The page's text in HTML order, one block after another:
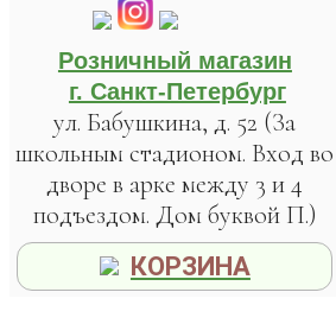
Розничный магазин
г. Санкт-Петербург
ул. Бабушкина, д. 52 (За
школьным стадионом. Вход во
дворе в арке между 3 и 4
подъездом. Дом буквой П.)
КОРЗИНА